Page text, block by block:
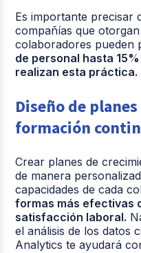
Es importante precisar
compañías que
colaboradores pueden
de personal hasta
realizan esta práctica.
Diseño de
formación
Crear planes de
de manera
capacidades de cada
formas más efectivas
satisfacción laboral.
el análisis de los datos
Analytics te ayudará